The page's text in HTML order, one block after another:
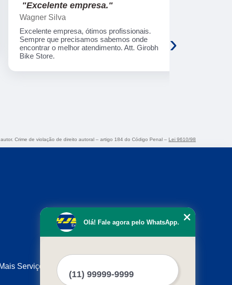
"Excelente empresa."
Wagner Silva
Excelente empresa, ótimos profissionais.
Sempre que precisamos sabemos onde
encontrar o melhor atendimento. Att. Girobh
Bike Store.
›
Crime de violação de direito autoral – artigo 184 do Código Penal – Lei 9610/98
Mais Serviços
Olá! Fale agora pelo WhatsApp.